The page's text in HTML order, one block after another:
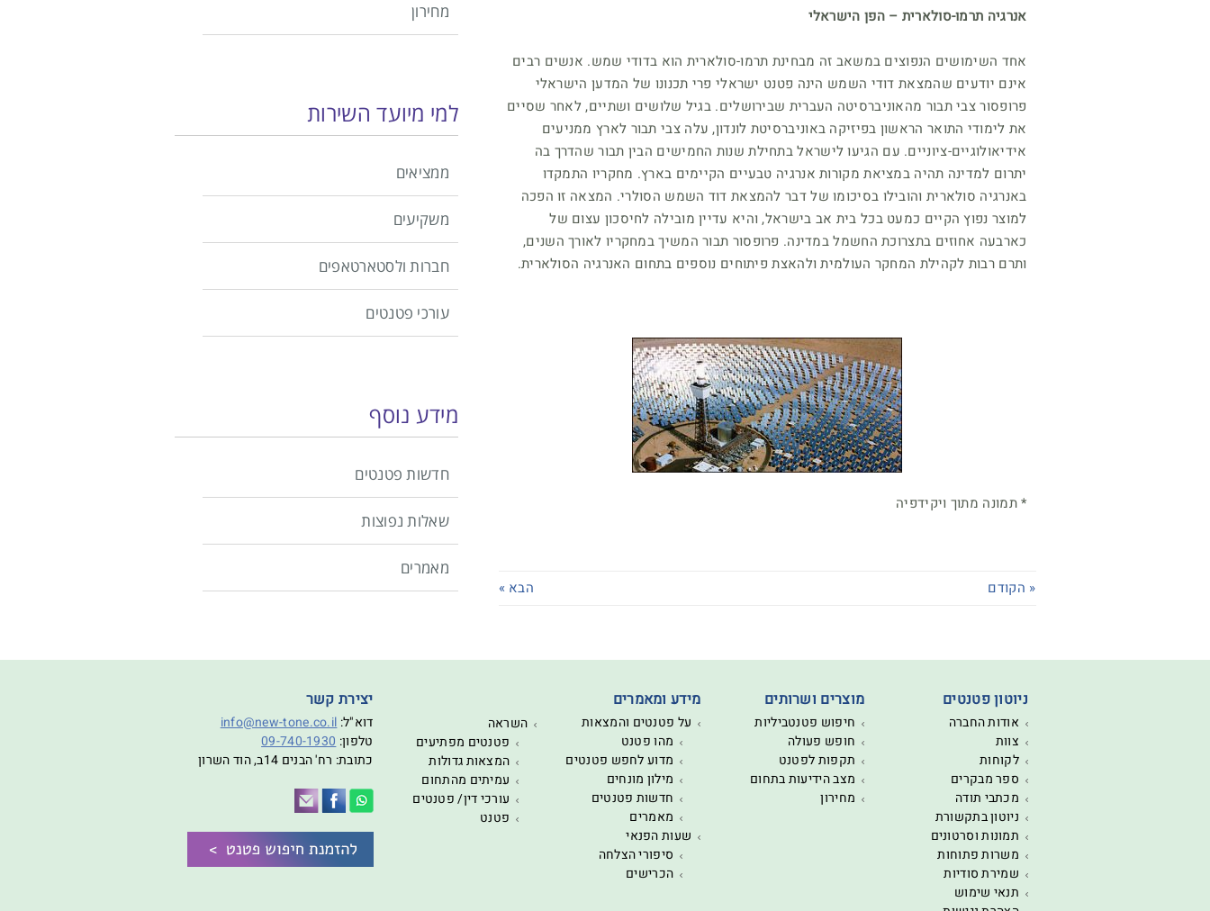
אנרגיה תרמו-סולארית – הפן הישראלי
אחד השימושים הנפוצים במשאב זה מבחינת תרמו-סולארית הוא בדודי שמש. אנשים רבים
אינם יודעים שהמצאת דודי השמש הינה פטנט ישראלי פרי תכנונו של המדען הישראלי
פרופסור צבי תבור מהאוניברסיטה העברית שבירושלים. בגיל שלושים ושתיים, לאחר שסיים
את לימודי התואר הראשון בפיזיקה באוניברסיטת לונדון, עלה צבי תבור לארץ ממניעים
אידיאולוגיים-ציוניים. עם הגיעו לישראל בתחילת שנות החמישים הבין תבור שהדרך בה
יתרום למדינה תהיה במציאת מקורות אנרגיה טבעיים הקיימים בארץ. מחקריו התמקדו
באנרגיה סולארית והובילו בסיכומו של דבר להמצאת דוד השמש הסולרי. המצאה זו הפכה
למוצר נפוץ הקיים כמעט בכל בית אב בישראל, והיא עדיין מובילה לחיסכון עצום של
כארבעה אחוזים בתצרוכת החשמל במדינה. פרופסור תבור המשיך במחקריו לאורך השנים,
ותרם רבות לקהילת המחקר העולמית ולהאצת פיתוחים נוספים בתחום האנרגיה הסולארית.
* תמונה מתוך ויקידפיה
« הקודם הבא »
מחירון
למי מיועד השירות
ממציאים
משקיעים
חברות ולסטארטאפים
עורכי פטנטים
מידע נוסף
חדשות פטנטים
שאלות נפוצות
מאמרים
ניוטון פטנטים
אודות החברה
צוות
לקוחות
ספר מבקרים
מכתבי תודה
ניוטון בתקשורת
תמונות וסרטונים
משרות פתוחות
שמירת סודיות
תנאי שימוש
מוצרים ושרותים
חיפוש פטנטביליות
חופש פעולה
תקפות לפטנט
מצב הידיעות בתחום
מחירון
מידע ומאמרים
על פטנטים והמצאות
מהו פטנט
מדוע לחפש פטנטים
מילון מונחים
חדשות פטנטים
מאמרים
שעות הפנאי
סיפורי הצלחה
הכרישים
השראה
פטנטים מפתיעים
המצאות גדולות
עמיתים מהתחום
עורכי דין/ פטנטים
פטנט
יצירת קשר
דוא"ל: info@new-tone.co.il
טלפון: 09-740-1930
כתובת: רח' הבנים 14ב, הוד השרון